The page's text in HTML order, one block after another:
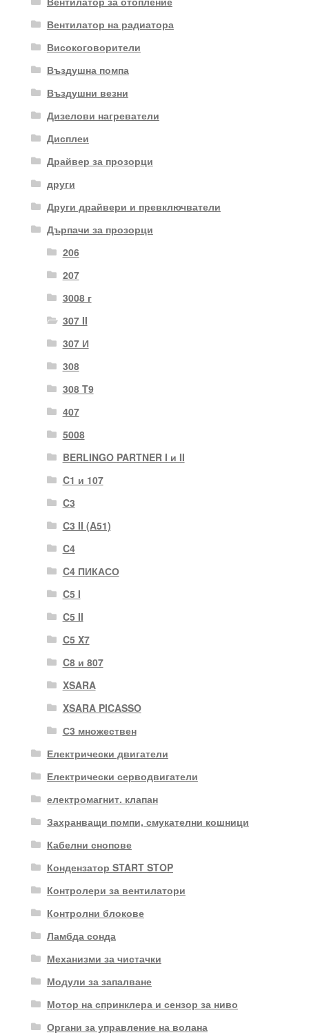
Вентилатор на радиатора
Високоговорители
Въздушна помпа
Въздушни везни
Дизелови нагреватели
Дисплеи
Драйвер за прозорци
други
Други драйвери и превключватели
Дърпачи за прозорци
206
207
3008 г
307 II
307 И
308
308 T9
407
5008
BERLINGO PARTNER I и II
C1 и 107
C3
C3 II (A51)
C4
C4 ПИКАСО
C5 I
C5 II
C5 X7
C8 и 807
XSARA
XSARA PICASSO
С3 множествен
Електрически двигатели
Електрически серводвигатели
електромагнит. клапан
Захранващи помпи, смукателни кошници
Кабелни снопове
Кондензатор START STOP
Контролери за вентилатори
Контролни блокове
Ламбда сонда
Механизми за чистачки
Модули за запалване
Мотор на спринклера и сензор за ниво
Органи за управление на волана